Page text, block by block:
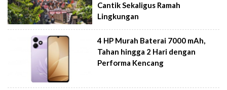
Cantik Sekaligus Ramah
Lingkungan
4 HP Murah Baterai 7000 mAh,
Tahan hingga 2 Hari dengan
Performa Kencang